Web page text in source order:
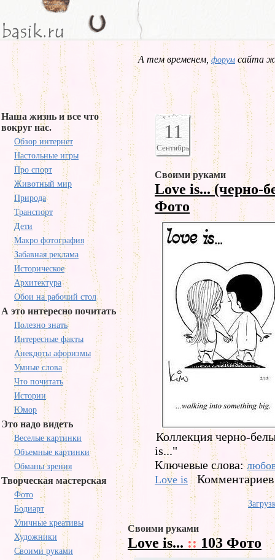
А тем временем,форум сайта
Наша жизнь и все что
вокруг нас.
Обзор интернет
Настольные игры
Про спорт
Животный мир
Природа
Транспорт
Дети
Макро фотография
Забавная реклама
Историческое
Архитектура
Обои на рабочий стол
А это интересно почитать
Полезно знать
Интересные факты
Анекдоты афоризмы
Умные слова
Что почитать
Истории
Юмор
Это надо видеть
Веселые картинки
Объемные картинки
Обманы зрения
Творческая мастерская
Фото
Бодиарт
Уличные креативы
Художники
Своими руками
11
Сентябрь
Своими руками
Love is... (черно-
Фото
Коллекция черно-
is..."
Ключевые слова:
Love is
Своими руками
Love is... ::103 Фото